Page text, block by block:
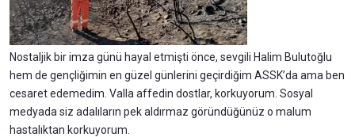
Nostaljik bir imza günü hayal etmişti önce, sevgili Halim Bulutoğlu
hem de gençliğimin en güzel günlerini geçirdiğim ASSK’da ama ben
cesaret edemedim. Valla affedin dostlar, korkuyorum. Sosyal
medyada siz adalıların pek aldırmaz göründüğünüz o malum
hastalıktan korkuyorum.